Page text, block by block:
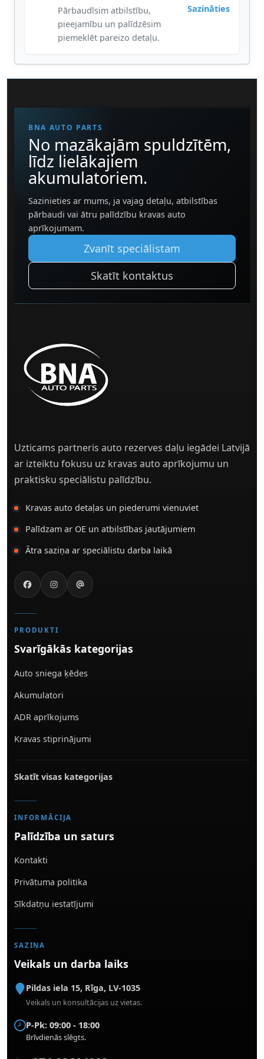
Pārbaudīsim atbilstību,
pieejamību un palīdzēsim
piemeklēt pareizo detaļu.
Sazināties
BNA AUTO PARTS
No mazākajām spuldzītēm,
līdz lielākajiem
akumulatoriem.
Sazinieties ar mums, ja vajag detaļu, atbilstības
pārbaudi vai ātru palīdzību kravas auto
aprīkojumam.
Zvanīt speciālistam
Skatīt kontaktus
Uzticams partneris auto rezerves daļu iegādei Latvijā
ar izteiktu fokusu uz kravas auto aprīkojumu un
praktisku speciālistu palīdzību.
Kravas auto detaļas un piederumi vienuviet
Palīdzam ar OE un atbilstības jautājumiem
Ātra saziņa ar speciālistu darba laikā
PRODUKTI
Svarīgākās kategorijas
Auto sniega ķēdes
Akumulatori
ADR aprīkojums
Kravas stiprinājumi
Skatīt visas kategorijas
INFORMĀCIJA
Palīdzība un saturs
Kontakti
Privātuma politika
Sīkdatņu iestatījumi
SAZIŅA
Veikals un darba laiks
Pildas iela 15, Rīga, LV-1035
Veikals un konsultācijas uz vietas.
P-Pk: 09:00 - 18:00
Brīvdienās slēgts.